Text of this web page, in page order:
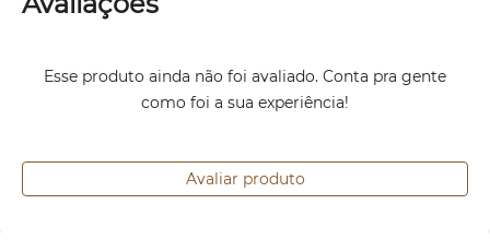
Esse produto ainda não foi avaliado. Conta pra gente
como foi a sua experiência!
Avaliar produto